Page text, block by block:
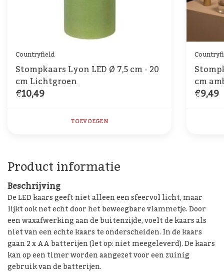
Countryfield
Stompkaars Lyon LED Ø 7,5 cm - 20
cm Lichtgroen
€10,49
TOEVOEGEN
cm
€9,49
Product informatie
Beschrijving
De LED kaars geeft niet alleen een sfeervol licht, maar
lijkt ook net echt door het beweegbare vlammetje. Door
een waxafwerking aan de buitenzijde, voelt de kaars als
niet van een echte kaars te onderscheiden. In de kaars
gaan 2 x AA batterijen (let op: niet meegeleverd). De kaars
kan op een timer worden aangezet voor een zuinig
gebruik van de batterijen.